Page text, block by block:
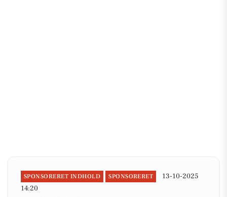
SPONSORERET INDHOLD SPONSORERET
13-10-2025
14:20